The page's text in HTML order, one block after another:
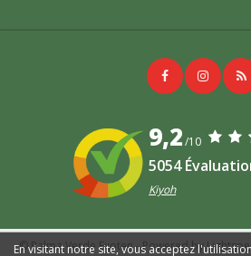
9,2/10
5054
Kiyoh
© Palma Verde Exoten- Powered by
En visitant notre site, vous acceptez